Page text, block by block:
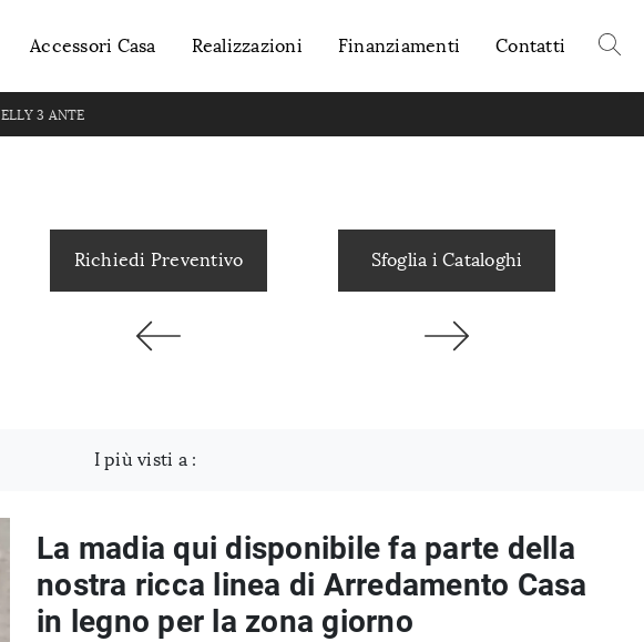
Accessori Casa Realizzazioni Finanziamenti Contatti
ELLY 3 ANTE
Richiedi Preventivo Sfoglia i Cataloghi
I più visti a :
La madia qui disponibile fa parte della
nostra ricca linea di Arredamento Casa
in legno per la zona giorno